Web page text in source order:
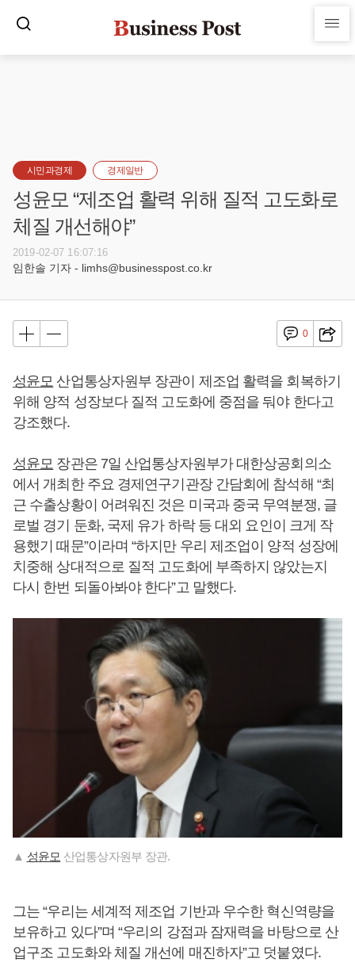
시민과경제 경제일반
성윤모 “제조업 활력 위해 질적 고도화로
체질 개선해야”
2019-02-07 16:07:16
임한솔 기자 - limhs@businesspost.co.kr
0
성윤모 산업통상자원부 장관이 제조업 활력을 회복하기
위해 양적 성장보다 질적 고도화에 중점을 둬야 한다고
강조했다.
성윤모 장관은 7일 산업통상자원부가 대한상공회의소
에서 개최한 주요 경제연구기관장 간담회에 참석해 “최
근 수출상황이 어려워진 것은 미국과 중국 무역분쟁, 글
로벌 경기 둔화, 국제 유가 하락 등 대외 요인이 크게 작
용했기 때문”이라며 “하지만 우리 제조업이 양적 성장에
치중해 상대적으로 질적 고도화에 부족하지 않았는지
다시 한번 되돌아봐야 한다”고 말했다.
▲ 성윤모 산업통상자원부 장관.
그는 “우리는 세계적 제조업 기반과 우수한 혁신역량을
보유하고 있다”며 “우리의 강점과 잠재력을 바탕으로 산
업구조 고도화와 체질 개선에 매진하자”고 덧붙였다.